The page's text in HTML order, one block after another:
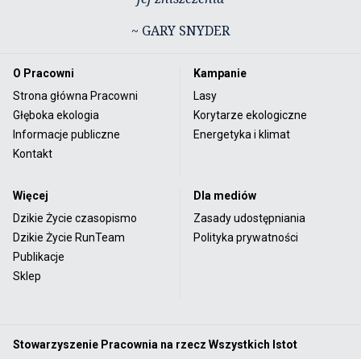
~ GARY SNYDER
O Pracowni
Strona główna Pracowni
Głęboka ekologia
Informacje publiczne
Kontakt
Kampanie
Lasy
Korytarze ekologiczne
Energetyka i klimat
Więcej
Dzikie Życie czasopismo
Dzikie Życie RunTeam
Publikacje
Sklep
Dla mediów
Zasady udostępniania
Polityka prywatności
Stowarzyszenie Pracownia na rzecz Wszystkich Istot